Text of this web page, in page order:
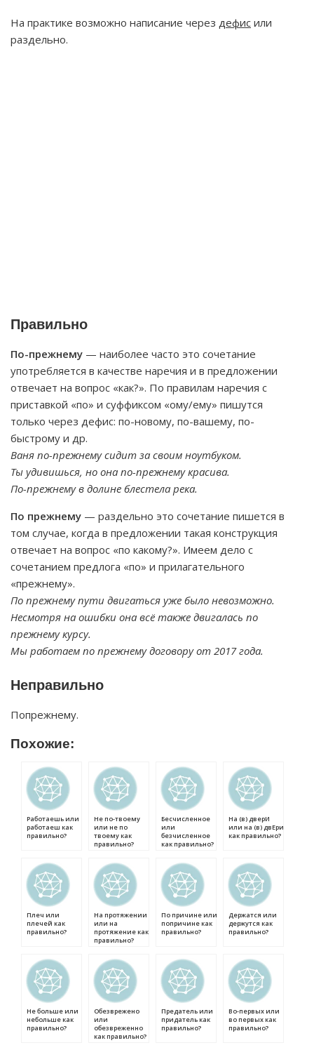
На практике возможно написание через дефис или
раздельно.
Правильно
По-прежнему — наиболее часто это сочетание
употребляется в качестве наречия и в предложении
отвечает на вопрос «как?». По правилам наречия с
приставкой «по» и суффиксом «ому/ему» пишутся
только через дефис: по-новому, по-вашему, по-
быстрому и др.
Ваня по-прежнему сидит за своим ноутбуком.
Ты удивишься, но она по-прежнему красива.
По-прежнему в долине блестела река.
По прежнему — раздельно это сочетание пишется в
том случае, когда в предложении такая конструкция
отвечает на вопрос «по какому?». Имеем дело с
сочетанием предлога «по» и прилагательного
«прежнему».
По прежнему пути двигаться уже было невозможно.
Несмотря на ошибки она всё также двигалась по
прежнему курсу.
Мы работаем по прежнему договору от 2017 года.
Неправильно
Попрежнему.
Похожие:
Работаешь или
работаеш как
правильно?
Не по-твоему
или не по
твоему как
правильно?
Бесчисленное
или
безчисленное
как правильно?
На (в) дверИ
или на (в) двЕри
как правильно?
Плеч или
плечей как
правильно?
На протяжении
или на
протяжение как
правильно?
По причине или
попричине как
правильно?
Держатся или
держутся как
правильно?
Не больше или
небольше как
правильно?
Обезврежено
или
обезвреженно
как правильно?
Предатель или
придатель как
правильно?
Во-первых или
во первых как
правильно?